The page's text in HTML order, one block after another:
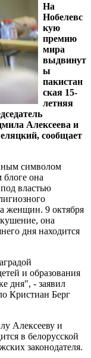
На
Нобелевс
кую
премию
мира
выдвинут
ы
пакистан
ская 15-
летняя
Алексеева и
сообщает
символом
блоге она
властью
женщин. 9 октября
она
дня находится
и образования
дня", - заявил
Кристиан Берг
Алексееву и
в белорусской
законодателя.